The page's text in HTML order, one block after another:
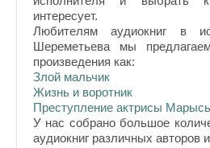
интересует.
Любителям аудиокниг в
Шереметьева мы
произведения как:
Злой мальчик
Жизнь и воротник
Преступление актрисы
У нас собрано большое
аудиокниг различных авторов